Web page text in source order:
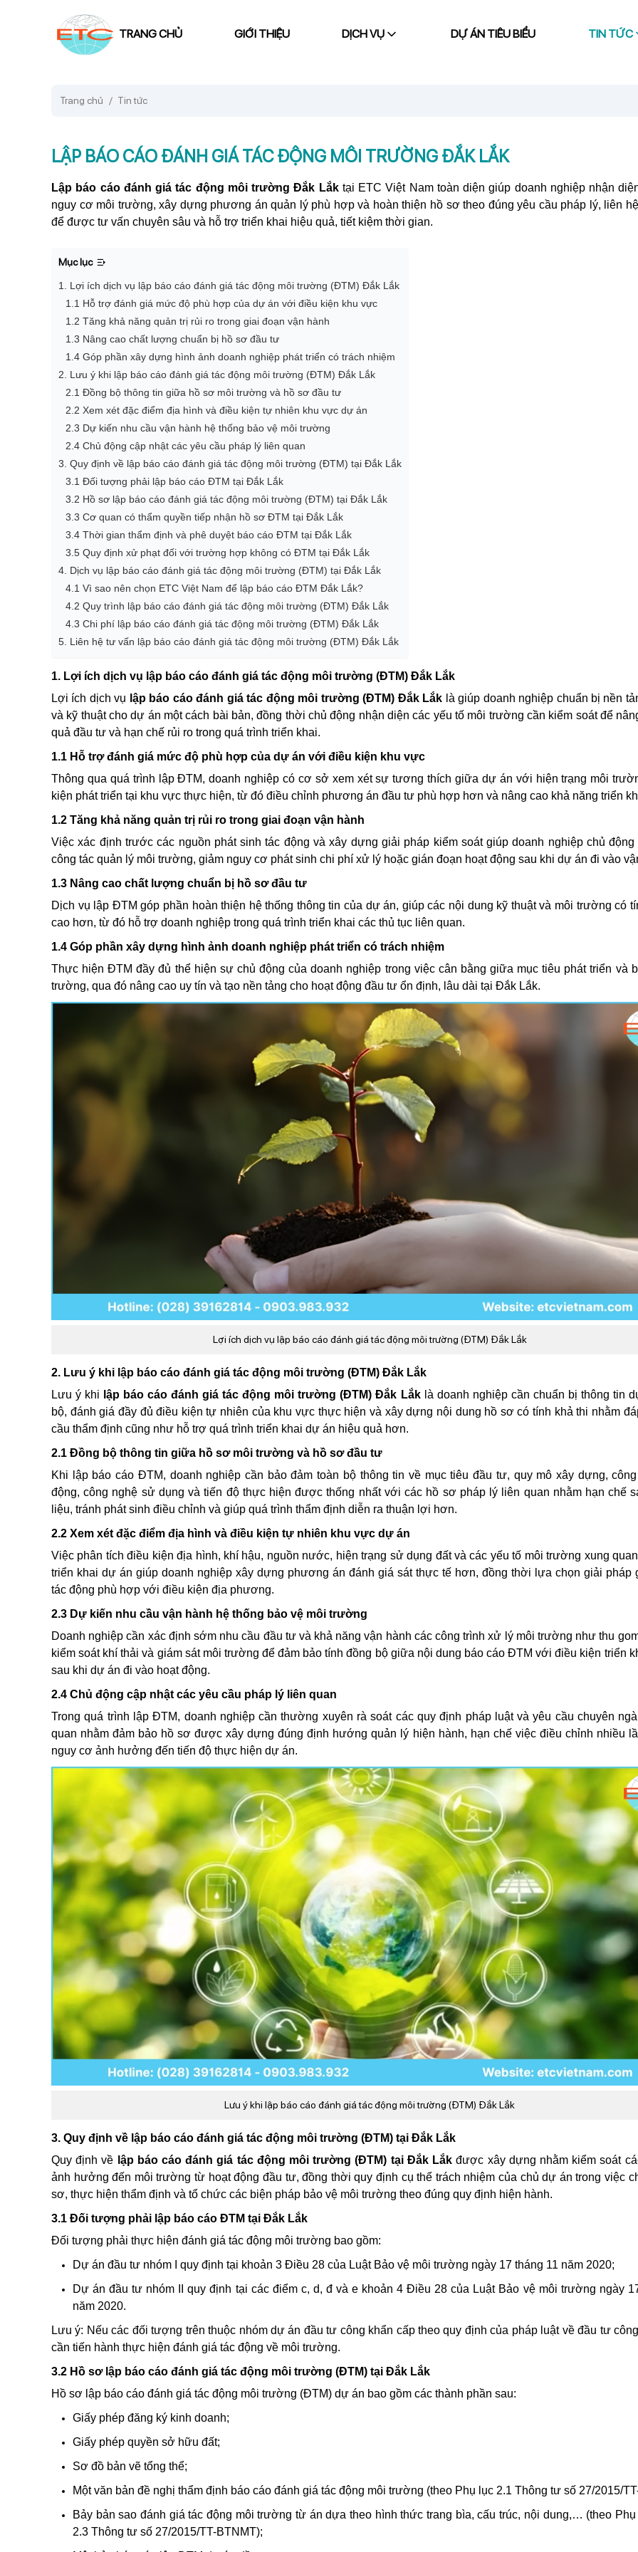
TRANG CHỦ GIỚI THIỆU DỊCH VỤ DỰ ÁN TIÊU BIỂU TIN TỨC
Trang chủ Tin tức
LẬP BÁO CÁO ĐÁNH GIÁ TÁC ĐỘNG MÔI TRƯỜNG ĐẮK LẮK
Lập báo cáo đánh giá tác động môi trường Đắk Lắktại ETC Việt Nam toàn diện giúp doanh nghiệp nhận
nguy cơ môi trường, xây dựng phương án quản lý phù hợp và hoàn thiện hồ sơ theo đúng yêu cầu pháp lý, liên
để được tư vấn chuyên sâu và hỗ trợ triển khai hiệu quả, tiết kiệm thời gian.
Mục lục
1. Lợi ích dịch vụ lập báo cáo đánh giá tác động môi trường (ĐTM) Đắk Lắk
1.1 Hỗ trợ đánh giá mức độ phù hợp của dự án với điều kiện khu vực
1.2 Tăng khả năng quản trị rủi ro trong giai đoạn vận hành
1.3 Nâng cao chất lượng chuẩn bị hồ sơ đầu tư
1.4 Góp phần xây dựng hình ảnh doanh nghiệp phát triển có trách nhiệm
2. Lưu ý khi lập báo cáo đánh giá tác động môi trường (ĐTM) Đắk Lắk
2.1 Đồng bộ thông tin giữa hồ sơ môi trường và hồ sơ đầu tư
2.2 Xem xét đặc điểm địa hình và điều kiện tự nhiên khu vực dự án
2.3 Dự kiến nhu cầu vận hành hệ thống bảo vệ môi trường
2.4 Chủ động cập nhật các yêu cầu pháp lý liên quan
3. Quy định về lập báo cáo đánh giá tác động môi trường (ĐTM) tại Đắk Lắk
3.1 Đối tượng phải lập báo cáo ĐTM tại Đắk Lắk
3.2 Hồ sơ lập báo cáo đánh giá tác động môi trường (ĐTM) tại Đắk Lắk
3.3 Cơ quan có thẩm quyền tiếp nhận hồ sơ ĐTM tại Đắk Lắk
3.4 Thời gian thẩm định và phê duyệt báo cáo ĐTM tại Đắk Lắk
3.5 Quy định xử phạt đối với trường hợp không có ĐTM tại Đắk Lắk
4. Dịch vụ lập báo cáo đánh giá tác động môi trường (ĐTM) tại Đắk Lắk
4.1 Vì sao nên chọn ETC Việt Nam để lập báo cáo ĐTM Đắk Lắk?
4.2 Quy trình lập báo cáo đánh giá tác động môi trường (ĐTM) Đắk Lắk
4.3 Chi phí lập báo cáo đánh giá tác động môi trường (ĐTM) Đắk Lắk
5. Liên hệ tư vấn lập báo cáo đánh giá tác động môi trường (ĐTM) Đắk Lắk
1. Lợi ích dịch vụ lập báo cáo đánh giá tác động môi trường (ĐTM) Đắk Lắk
Lợi ích dịch vụ lập báo cáo đánh giá tác động môi trường (ĐTM) Đắk Lắk là giúp doanh nghiệp chuẩn bị nền
và kỹ thuật cho dự án một cách bài bản, đồng thời chủ động nhận diện các yếu tố môi trường cần kiểm soát để
quả đầu tư và hạn chế rủi ro trong quá trình triển khai.
1.1 Hỗ trợ đánh giá mức độ phù hợp của dự án với điều kiện khu vực
Thông qua quá trình lập ĐTM, doanh nghiệp có cơ sở xem xét sự tương thích giữa dự án với hiện trạng môi
kiện phát triển tại khu vực thực hiện, từ đó điều chỉnh phương án đầu tư phù hợp hơn và nâng cao khả năng triển
1.2 Tăng khả năng quản trị rủi ro trong giai đoạn vận hành
Việc xác định trước các nguồn phát sinh tác động và xây dựng giải pháp kiểm soát giúp doanh nghiệp chủ động
công tác quản lý môi trường, giảm nguy cơ phát sinh chi phí xử lý hoặc gián đoạn hoạt động sau khi dự án đi vào
1.3 Nâng cao chất lượng chuẩn bị hồ sơ đầu tư
Dịch vụ lập ĐTM góp phần hoàn thiện hệ thống thông tin của dự án, giúp các nội dung kỹ thuật và môi trường có
cao hơn, từ đó hỗ trợ doanh nghiệp trong quá trình triển khai các thủ tục liên quan.
1.4 Góp phần xây dựng hình ảnh doanh nghiệp phát triển có trách nhiệm
Thực hiện ĐTM đầy đủ thể hiện sự chủ động của doanh nghiệp trong việc cân bằng giữa mục tiêu phát triển và
trường, qua đó nâng cao uy tín và tạo nền tảng cho hoạt động đầu tư ổn định, lâu dài tại Đắk Lắk.
Lợi ích dịch vụ lập báo cáo đánh giá tác động môi trường (ĐTM) Đắk Lắk
2. Lưu ý khi lập báo cáo đánh giá tác động môi trường (ĐTM) Đắk Lắk
Lưu ý khi lập báo cáo đánh giá tác động môi trường (ĐTM) Đắk Lắklà doanh nghiệp cần chuẩn bị thông tin
bộ, đánh giá đầy đủ điều kiện tự nhiên của khu vực thực hiện và xây dựng nội dung hồ sơ có tính khả thi nhằm
cầu thẩm định cũng như hỗ trợ quá trình triển khai dự án hiệu quả hơn.
2.1 Đồng bộ thông tin giữa hồ sơ môi trường và hồ sơ đầu tư
Khi lập báo cáo ĐTM, doanh nghiệp cần bảo đảm toàn bộ thông tin về mục tiêu đầu tư, quy mô xây dựng,
động, công nghệ sử dụng và tiến độ thực hiện được thống nhất với các hồ sơ pháp lý liên quan nhằm hạn chế
liệu, tránh phát sinh điều chỉnh và giúp quá trình thẩm định diễn ra thuận lợi hơn.
2.2 Xem xét đặc điểm địa hình và điều kiện tự nhiên khu vực dự án
Việc phân tích điều kiện địa hình, khí hậu, nguồn nước, hiện trạng sử dụng đất và các yếu tố môi trường xung
triển khai dự án giúp doanh nghiệp xây dựng phương án đánh giá sát thực tế hơn, đồng thời lựa chọn giải pháp
tác động phù hợp với điều kiện địa phương.
2.3 Dự kiến nhu cầu vận hành hệ thống bảo vệ môi trường
Doanh nghiệp cần xác định sớm nhu cầu đầu tư và khả năng vận hành các công trình xử lý môi trường như thu
kiểm soát khí thải và giám sát môi trường để đảm bảo tính đồng bộ giữa nội dung báo cáo ĐTM với điều kiện triển
sau khi dự án đi vào hoạt động.
2.4 Chủ động cập nhật các yêu cầu pháp lý liên quan
Trong quá trình lập ĐTM, doanh nghiệp cần thường xuyên rà soát các quy định pháp luật và yêu cầu chuyên
quan nhằm đảm bảo hồ sơ được xây dựng đúng định hướng quản lý hiện hành, hạn chế việc điều chỉnh nhiều
nguy cơ ảnh hưởng đến tiến độ thực hiện dự án.
Lưu ý khi lập báo cáo đánh giá tác động môi trường (ĐTM) Đắk Lắk
3. Quy định về lập báo cáo đánh giá tác động môi trường (ĐTM) tại Đắk Lắk
Quy định về lập báo cáo đánh giá tác động môi trường (ĐTM) tại Đắk Lắk được xây dựng nhằm kiểm soát
ảnh hưởng đến môi trường từ hoạt động đầu tư, đồng thời quy định cụ thể trách nhiệm của chủ dự án trong việc
sơ, thực hiện thẩm định và tổ chức các biện pháp bảo vệ môi trường theo đúng quy định hiện hành.
3.1 Đối tượng phải lập báo cáo ĐTM tại Đắk Lắk
Đối tượng phải thực hiện đánh giá tác động môi trường bao gồm:
Dự án đầu tư nhóm I quy định tại khoản 3 Điều 28 của Luật Bảo vệ môi trường ngày 17 tháng 11 năm 2020;
Dự án đầu tư nhóm II quy định tại các điểm c, d, đ và e khoản 4 Điều 28 của Luật Bảo vệ môi trường ngày
năm 2020.
Lưu ý: Nếu các đối tượng trên thuộc nhóm dự án đầu tư công khẩn cấp theo quy định của pháp luật về đầu tư
cần tiến hành thực hiện đánh giá tác động về môi trường.
3.2 Hồ sơ lập báo cáo đánh giá tác động môi trường (ĐTM) tại Đắk Lắk
Hồ sơ lập báo cáo đánh giá tác động môi trường (ĐTM) dự án bao gồm các thành phần sau:
Giấy phép đăng ký kinh doanh;
Giấy phép quyền sở hữu đất;
Sơ đồ bản vẽ tổng thể;
Một văn bản đề nghị thẩm định báo cáo đánh giá tác động môi trường (theo Phụ lục 2.1 Thông tư số 27/2015/
Bảy bản sao đánh giá tác động môi trường từ án dựa theo hình thức trang bìa, cấu trúc, nội dung,… (theo Phụ
2.3 Thông tư số 27/2015/TT-BTNMT);